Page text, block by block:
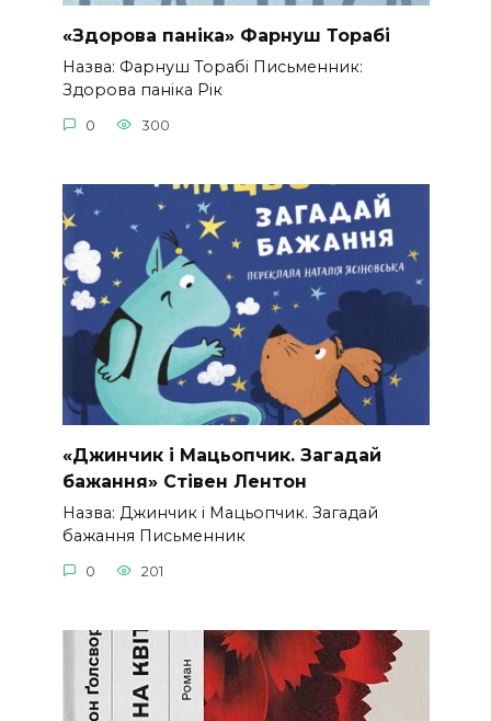
«Здорова паніка» Фарнуш Торабі
Назва: Фарнуш Торабі Письменник:
Здорова паніка Рік
0 300
«Джинчик і Мацьопчик. Загадай
бажання» Стівен Лентон
Назва: Джинчик і Мацьопчик. Загадай
бажання Письменник
0 201